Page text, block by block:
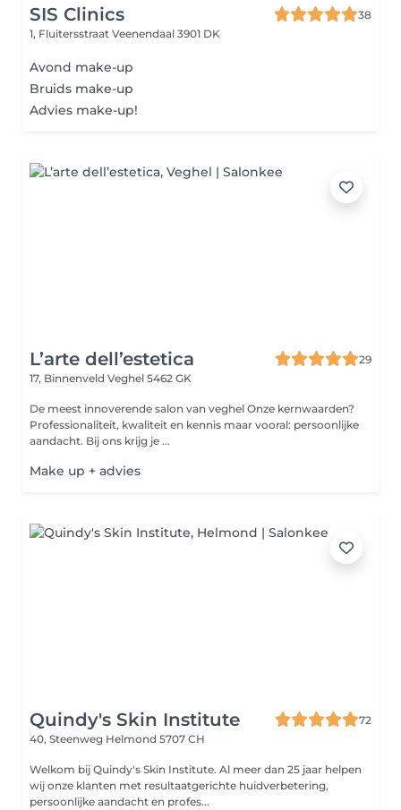
SIS Clinics
38
1, Fluitersstraat Veenendaal 3901 DK
Avond make-up
Bruids make-up
Advies make-up!
L’arte dell’estetica
29
17, Binnenveld Veghel 5462 GK
De meest innoverende salon van veghel Onze kernwaarden?
Professionaliteit, kwaliteit en kennis maar vooral: persoonlijke
aandacht. Bij ons krijg je ...
Make up + advies
Quindy's Skin Institute
72
40, Steenweg Helmond 5707 CH
Welkom bij Quindy's Skin Institute. Al meer dan 25 jaar helpen
wij onze klanten met resultaatgerichte huidverbetering,
persoonlijke aandacht en profes...